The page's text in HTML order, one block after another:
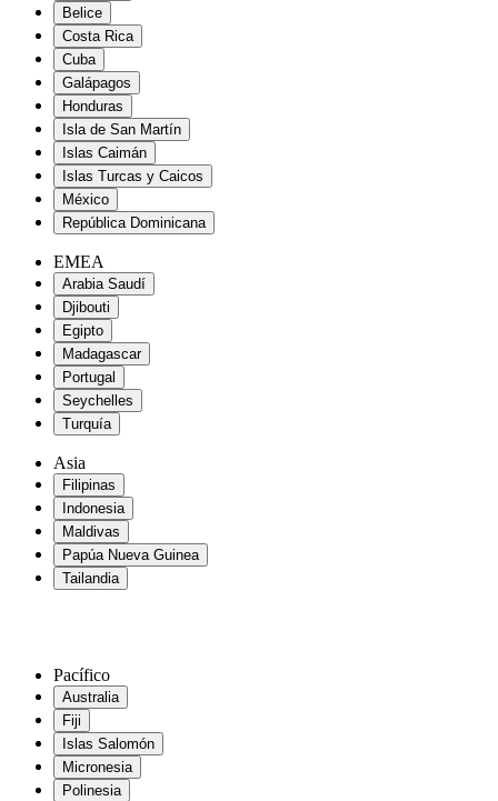
Belice
Costa Rica
Cuba
Galápagos
Honduras
Isla de San Martín
Islas Caimán
Islas Turcas y Caicos
México
República Dominicana
EMEA
Arabia Saudí
Djibouti
Egipto
Madagascar
Portugal
Seychelles
Turquía
Asia
Filipinas
Indonesia
Maldivas
Papúa Nueva Guinea
Tailandia
Pacífico
Australia
Fiji
Islas Salomón
Micronesia
Polinesia